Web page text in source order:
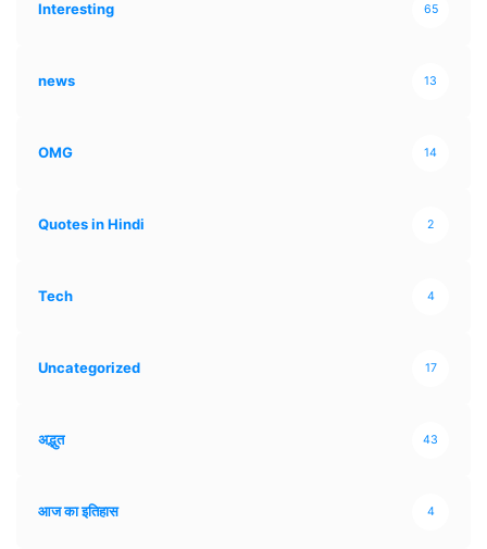
Interesting 65
news 13
OMG 14
Quotes in Hindi 2
Tech 4
Uncategorized 17
अद्भुत 43
आज का इतिहास 4